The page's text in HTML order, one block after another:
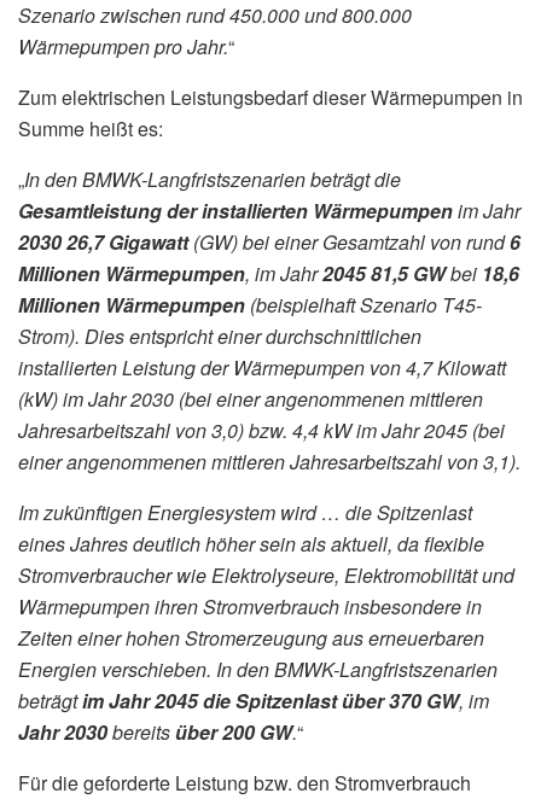
Szenario zwischen rund 450.000 und 800.000
Wärmepumpen pro Jahr.“
Zum elektrischen Leistungsbedarf dieser Wärmepumpen in
Summe heißt es:
„In den BMWK-Langfristszenarien beträgt die
Gesamtleistung der installierten Wärmepumpenim Jahr
2030 26,7 Gigawatt(GW) bei einer Gesamtzahl von rund6
Millionen Wärmepumpen, im Jahr2045 81,5 GWbei 18,6
Millionen Wärmepumpen (beispielhaft Szenario T45-
Strom). Dies entspricht einer durchschnittlichen
installierten Leistung der Wärmepumpen von 4,7 Kilowatt
(kW) im Jahr 2030 (bei einer angenommenen mittleren
Jahresarbeitszahl von 3,0) bzw. 4,4 kW im Jahr 2045 (bei
einer angenommenen mittleren Jahresarbeitszahl von 3,1).
Im zukünftigen Energiesystem wird … die Spitzenlast
eines Jahres deutlich höher sein als aktuell, da flexible
Stromverbraucher wie Elektrolyseure, Elektromobilität und
Wärmepumpen ihren Stromverbrauch insbesondere in
Zeiten einer hohen Stromerzeugung aus erneuerbaren
Energien verschieben. In den BMWK-Langfristszenarien
beträgtim Jahr 2045 die Spitzenlast über 370 GW, im
Jahr 2030bereitsüber 200 GW.“
Für die geforderte Leistung bzw. den Stromverbrauch